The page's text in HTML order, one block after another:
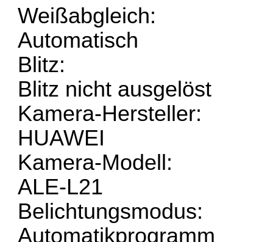
Weißabgleich:
Automatisch
Blitz:
Blitz nicht ausgelöst
Kamera-Hersteller:
HUAWEI
Kamera-Modell:
ALE-L21
Belichtungsmodus:
Automatikprogramm